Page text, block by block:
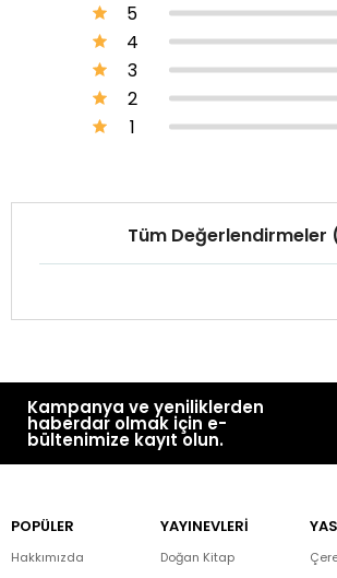
5
4
3
2
1
Tüm Değerlendirmeler
Kampanya ve yeniliklerden
haberdar olmak için e-
bültenimize kayıt olun.
POPÜLER
Hakkımızda
YAYINEVLERİ
Doğan Kitap